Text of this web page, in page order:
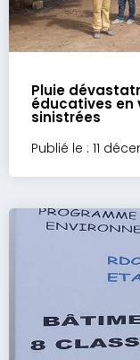
Pluie
éducatives en
sinistrées
Publié le : 11